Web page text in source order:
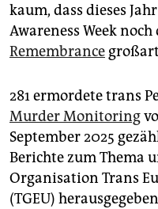
kaum, dass dieses
Awareness Week noch
Remembrance
281 ermordete trans
Murder Monitoring
September 2025
Berichte zum Thema
Organisation Trans
(TGEU)